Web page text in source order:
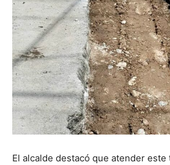
El alcalde destacó que atender este